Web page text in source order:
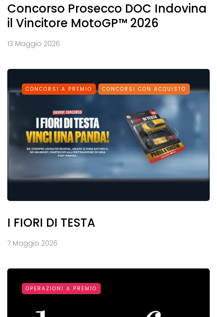
Concorso Prosecco DOC Indovina
il Vincitore MotoGP™ 2026
13 Maggio 2026
CONCORSI A PREMIO CONCORSI CON ACQUISTO
I FIORI DI TESTA
7 Maggio 2026
OPERAZIONI A PREMIO